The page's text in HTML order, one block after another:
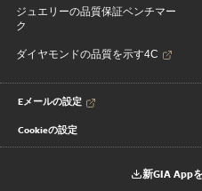
ジュエリーの品質保証ベンチマー
ク
ダイヤモンドの品質を示す4C
Eメールの設定
Cookieの設定
新GIA App